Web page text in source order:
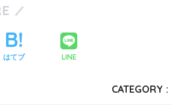
はてブ LINE
CATEGORY :